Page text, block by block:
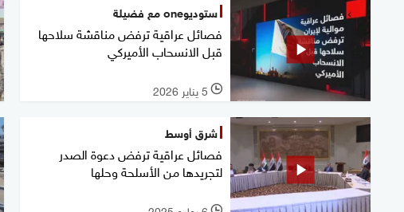
ستوديوone مع فضيلة
فصائل عراقية ترفض مناقشة سلاحها
قبل الانسحاب الأميركي
l 5 يناير 2026
شرق أوسط
فصائل عراقية ترفض دعوة الصدر
لتجريدها من الأسلحة وحلها
l